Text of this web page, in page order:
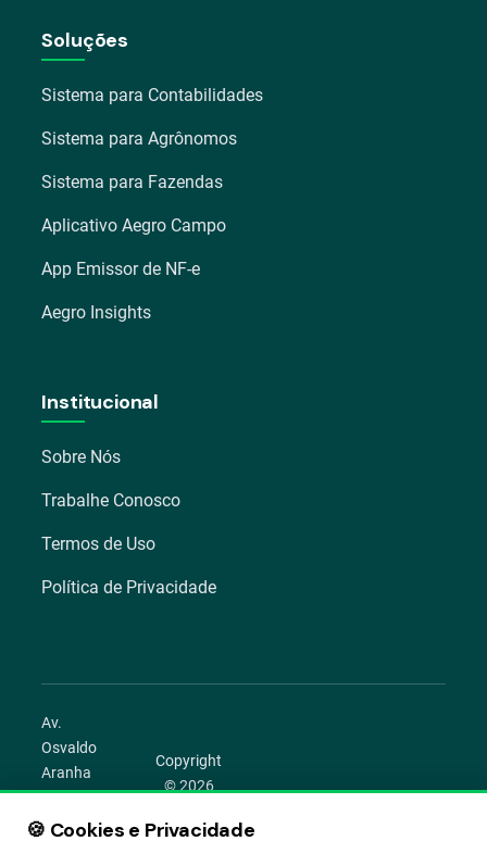
Soluções
Sistema para Contabilidades
Sistema para Agrônomos
Sistema para Fazendas
Aplicativo Aegro Campo
App Emissor de NF-e
Aegro Insights
Institucional
Sobre Nós
Trabalhe Conosco
Termos de Uso
Política de Privacidade
Av.
Osvaldo
Aranha
1022 –
Bom
Copyright
© 2026
Todos os
🍪 Cookies e Privacidade